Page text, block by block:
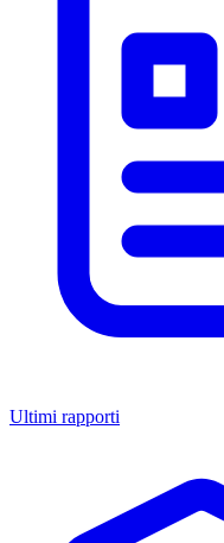
Ultimi rapporti